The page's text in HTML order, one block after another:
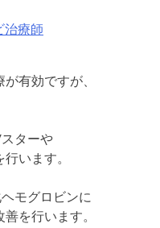
治療師
有効ですが、
ターや
います。
モグロビンに
を行います。